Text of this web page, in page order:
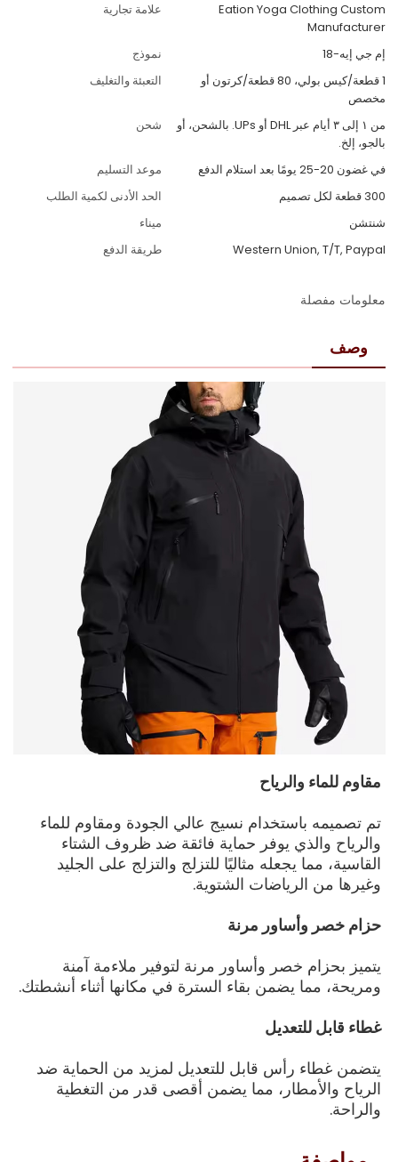
علامة تجارية
Eation Yoga Clothing Custom
Manufacturer
نموذج
إم جي إيه-18
التعبئة والتغليف
1 قطعة/كيس بولي، 80 قطعة/كرتون أو
مخصص
شحن
من ١ إلى ٣ أيام عبر DHL أو UPs. بالشحن، أو
بالجو، إلخ.
موعد التسليم
في غضون 20-25 يومًا بعد استلام الدفع
الحد الأدنى لكمية الطلب
300 قطعة لكل تصميم
ميناء
شنتشن
طريقة الدفع
Western Union, T/T, Paypal
معلومات مفصلة
وصف
مقاوم للماء والرياح
تم تصميمه باستخدام نسيج عالي الجودة ومقاوم للماء
والرياح والذي يوفر حماية فائقة ضد ظروف الشتاء
القاسية، مما يجعله مثاليًا للتزلج والتزلج على الجليد
وغيرها من الرياضات الشتوية.
حزام خصر وأساور مرنة
يتميز بحزام خصر وأساور مرنة لتوفير ملاءمة آمنة
ومريحة، مما يضمن بقاء السترة في مكانها أثناء أنشطتك.
غطاء قابل للتعديل
يتضمن غطاء رأس قابل للتعديل لمزيد من الحماية ضد
الرياح والأمطار، مما يضمن أقصى قدر من التغطية
والراحة.